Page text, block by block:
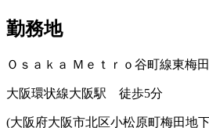
勤務地
Ｏｓａｋａ Ｍｅｔｒｏ谷町線東梅
大阪環状線大阪駅 徒歩5分
(大阪府大阪市北区小松原町梅田地